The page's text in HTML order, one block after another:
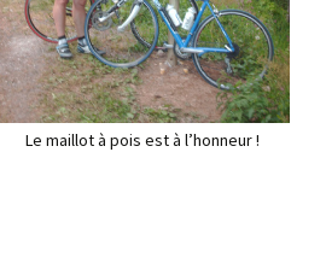
Le maillot à pois est à l’honneur !